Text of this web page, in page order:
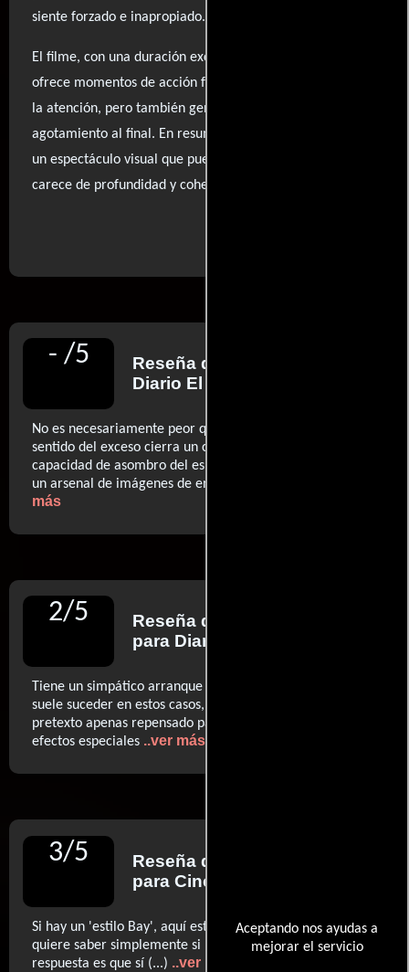
Aceptando nos ayudas a
mejorar el servicio
siente forzado e inapropiado.
El filme, con una duración excesiva de 154 minutos,
ofrece momentos de acción frenética que logran captar
la atención, pero también genera una sensación de
agotamiento al final. En resumen, “Dark of the Moon” es
un espectáculo visual que puede entretener, pero que
carece de profundidad y coherencia. Valoración:
- /5 Reseña de
Diario El País
No es necesariamente peor que las anteriores, pero su
sentido del exceso cierra un círculo y logra narcotizar la
capacidad de asombro del espectador (...) Quedan, eso sí,
un arsenal de imágenes de enfermizo detallismo
más
2/5 Reseña de
para Diario La Razón
Tiene un simpático arranque (...) De la historia, y como
suele suceder en estos casos, mejor ni hablar, mero
pretexto apenas repensado para atestar la pantalla de
efectos especiales ..ver más
3/5 Reseña de
para Cinemanía
Si hay un 'estilo Bay', aquí está su legado (...) la gente
quiere saber simplemente si '¿mola o no mola?'. Y la
respuesta es que sí (...) ..ver más